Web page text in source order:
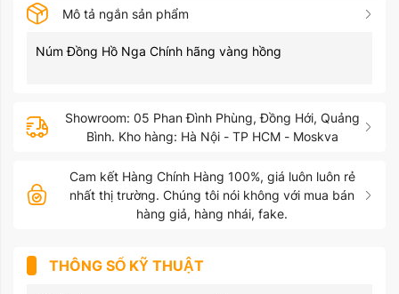
Mô tả ngắn sản phẩm
Núm Đồng Hồ Nga Chính hãng vàng hồng
Showroom: 05 Phan Đình Phùng, Đồng Hới, Quảng
Bình. Kho hàng: Hà Nội - TP HCM - Moskva
Cam kết Hàng Chính Hàng 100%, giá luôn luôn rẻ
nhất thị trường. Chúng tôi nói không với mua bán
hàng giả, hàng nhái, fake.
THÔNG SỐ KỸ THUẬT